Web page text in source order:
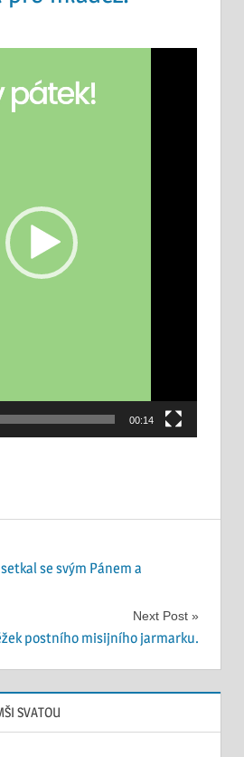
00:14
se svým Pánem a
Next Post
postního misijního jarmarku.
SVATOU